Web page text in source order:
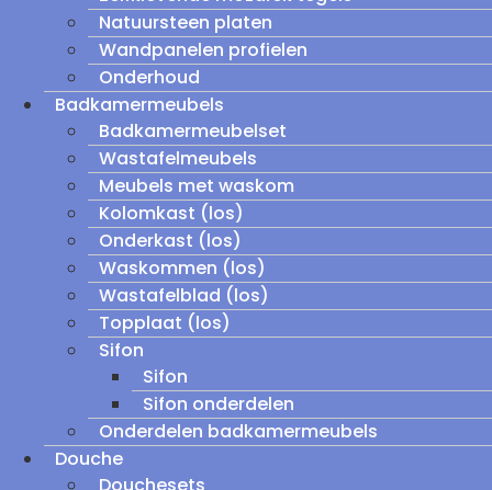
Natuursteen platen
Wandpanelen profielen
Onderhoud
Badkamermeubels
Badkamermeubelset
Wastafelmeubels
Meubels met waskom
Kolomkast (los)
Onderkast (los)
Waskommen (los)
Wastafelblad (los)
Topplaat (los)
Sifon
Sifon
Sifon onderdelen
Onderdelen badkamermeubels
Douche
Douchesets